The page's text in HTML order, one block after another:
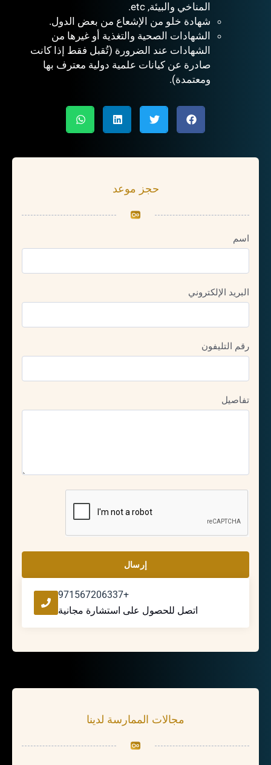
المناخي والبيئة, etc.
شهادة خلو من الإشعاع من بعض الدول.
الشهادات الصحية والتغذية أو غيرها من
الشهادات عند الضرورة (تُقبل فقط إذا كانت
صادرة عن كيانات علمية دولية معترف بها
ومعتمدة).
حجز موعد
اسم
البريد الإلكتروني
رقم التليفون
تفاصيل
إرسال
+971567206337
اتصل للحصول على استشارة مجانية
مجالات الممارسة لدينا